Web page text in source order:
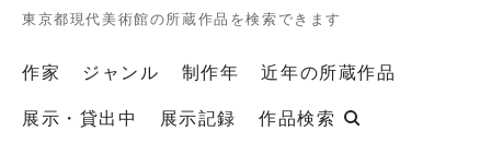
東京都現代美術館の所蔵作品を検索できます
作家 ジャンル 制作年
近年の所蔵作品
展示・貸出中
展示記録 作品検索